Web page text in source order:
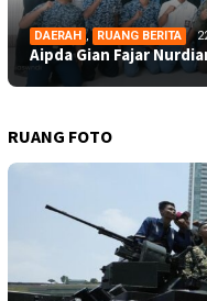
DAERAH , RUANG BERITA
Aipda Gian Fajar
RUANG FOTO